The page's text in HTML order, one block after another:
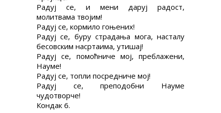
Радуј се, и мени даруј радост,
молитвама твојим!
Радуј се, кормило гоњених!
Радуј се, буру страдања мога, насталу
бесовским насртаима, утишај!
Радуј се, помоћниче мој, преблажени,
Науме!
Радуј се, топли посредниче мој!
Радуј се, преподобни Науме
чудотворче!
Кондак 6.